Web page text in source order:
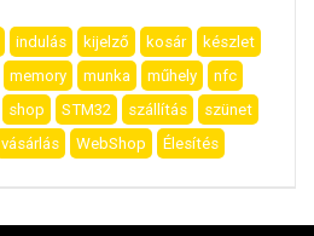
indulás kijelző kosár
készlet
memory munka műhely
nfc
shop STM32 szállítás
szünet
vásárlás WebShop Élesítés